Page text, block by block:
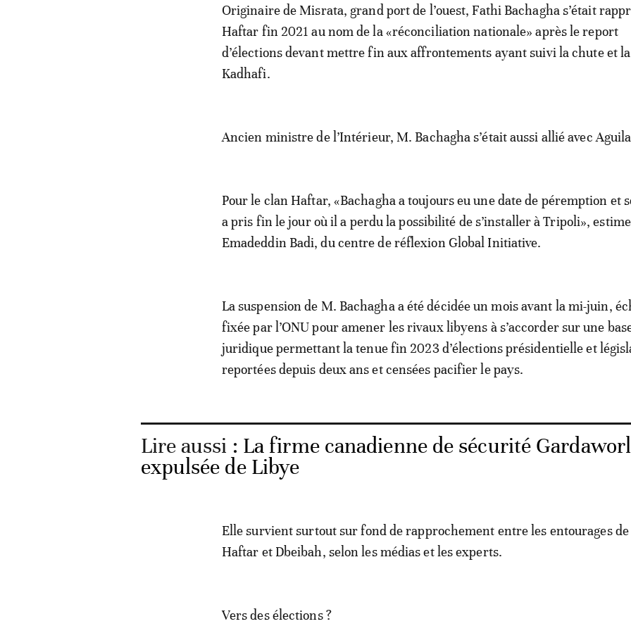
Originaire de Misrata, grand port de l’ouest, Fathi Bachagha s’était
Haftar fin 2021 au nom de la «réconciliation nationale» après le report
d’élections devant mettre fin aux affrontements ayant suivi la chute et
Kadhafi.
Ancien ministre de l’Intérieur, M. Bachagha s’était aussi allié avec
Pour le clan Haftar, «Bachagha a toujours eu une date de péremption et
a pris fin le jour où il a perdu la possibilité de s’installer à Tripoli», estime
Emadeddin Badi, du centre de réflexion Global Initiative.
La suspension de M. Bachagha a été décidée un mois avant la mi-juin,
fixée par l’ONU pour amener les rivaux libyens à s’accorder sur une
juridique permettant la tenue fin 2023 d’élections présidentielle et
reportées depuis deux ans et censées pacifier le pays.
Lire aussi : La firme canadienne de sécurité
expulsée de Libye
Elle survient surtout sur fond de rapprochement entre les entourages
Haftar et Dbeibah, selon les médias et les experts.
Vers des élections ?